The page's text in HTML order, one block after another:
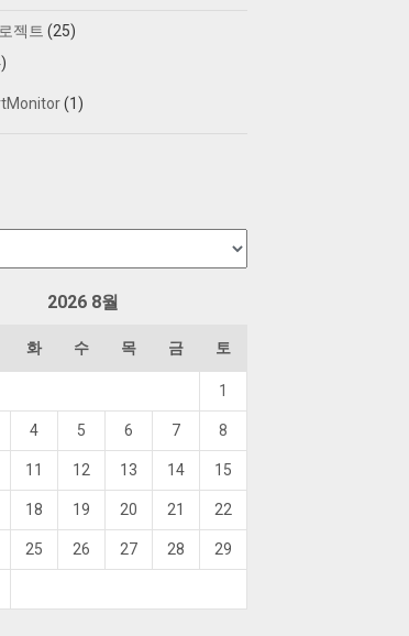
젝트 (25)
(1)
2026 8월
화 수 목 금 토
1
4 5 6 7 8
11 12 13 14 15
18 19 20 21 22
25 26 27 28 29